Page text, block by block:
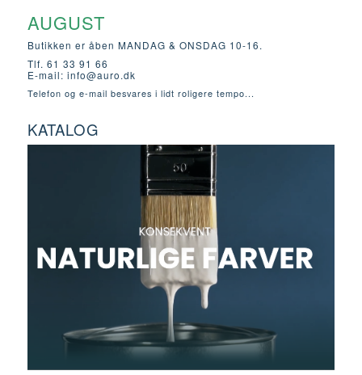
AUGUST
Butikken er åben MANDAG & ONSDAG 10-16.
Tlf. 61 33 91 66
E-mail: info@auro.dk
Telefon og e-mail besvares i lidt roligere tempo...
KATALOG